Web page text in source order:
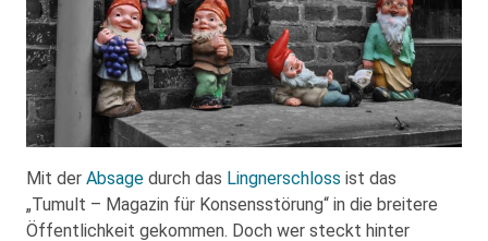
Mit der Absage durch das Lingnerschloss ist das
„Tumult – Magazin für Konsensstörung“ in die breitere
Öffentlichkeit gekommen. Doch wer steckt hinter